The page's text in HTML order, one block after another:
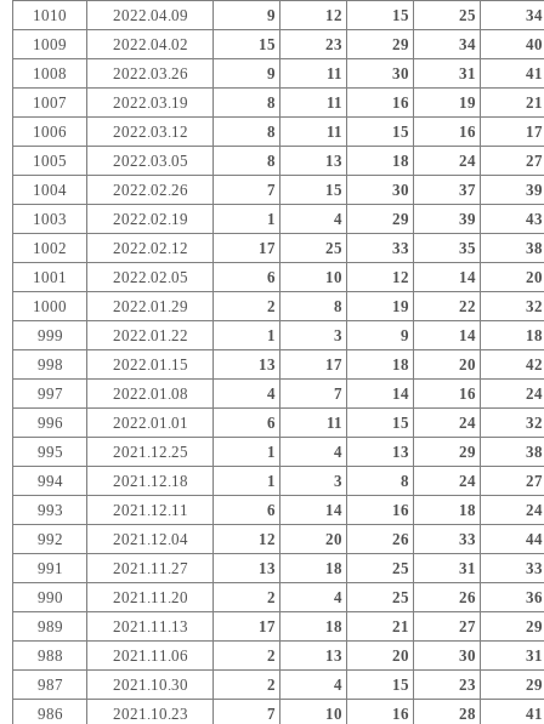
1010 2022.04.09 9 12 15 25
34
1009
2022.04.02 15 23 29 34
40
1008
2022.03.26 9 11 30 31
41
1007
2022.03.19 8 11 16 19
21
1006
2022.03.12 8 11 15 16
17
1005
2022.03.05 8 13 18 24
27
1004
2022.02.26 7 15 30 37
39
1003
2022.02.19 1 4 29 39
43
1002
2022.02.12 17 25 33 35
38
1001
2022.02.05 6 10 12 14
20
1000
2022.01.29 2 8 19 22
32
999
2022.01.22 1 3 9 14
18
998
2022.01.15 13 17 18 20
42
997
2022.01.08 4 7 14 16
24
996
2022.01.01 6 11 15 24
32
995
2021.12.25 1 4 13 29
38
994
2021.12.18 1 3 8 24
27
993
2021.12.11 6 14 16 18
24
992
2021.12.04 12 20 26 33
44
991
2021.11.27 13 18 25 31
33
990
2021.11.20 2 4 25 26
36
989
2021.11.13 17 18 21 27
29
988
2021.11.06 2 13 20 30
31
987
2021.10.30 2 4 15 23
29
986
2021.10.23 7 10 16 28
41